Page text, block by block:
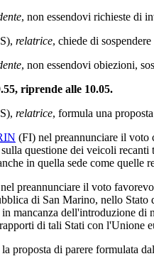
, non essendovi richieste di
, relatrice, chiede di
, non essendovi obiezioni,
riprende alle 10.05.
, relatrice, formula una
(FI) nel preannunciare il voto
questione dei veicoli
in quella sede come quelle
nel preannunciare il voto
di San Marino, nello
mancanza dell'introduzione
di tali Stati con l'Unione
di parere formulata